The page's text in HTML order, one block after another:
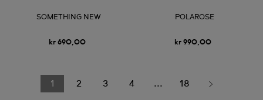
SOMETHING NEW
kr 690,00
POLAROSE
kr 990,00
1 2 3 4 ... 18